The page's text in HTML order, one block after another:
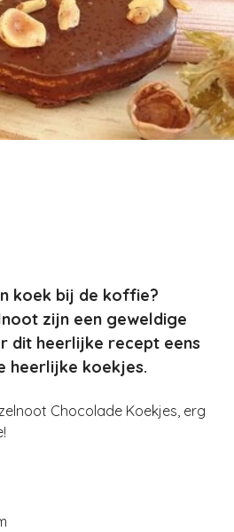
koek bij de koffie?
zijn een geweldige
dit heerlijke recept eens
heerlijke koekjes.
Chocolade Koekjes, erg